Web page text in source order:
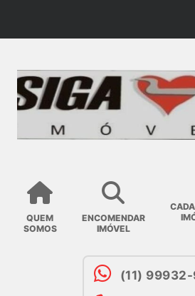
QUEM
SOMOS
ENCOMENDAR
IMÓVEL
(11)